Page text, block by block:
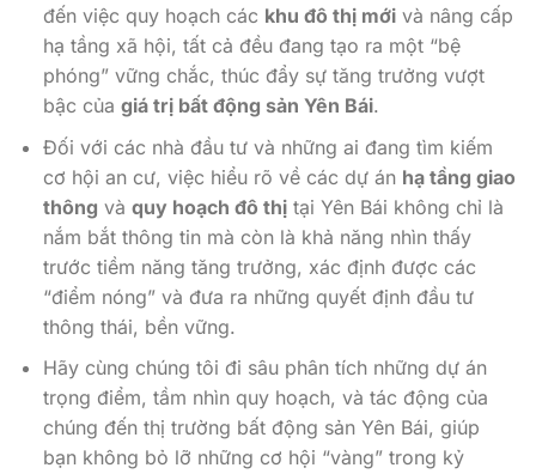
đến việc quy hoạch các khu đô thị mớivà nâng cấp
hạ tầng xã hội, tất cả đều đang tạo ra một “bệ
phóng” vững chắc, thúc đẩy sự tăng trưởng vượt
bậc của giá trị bất động sản Yên Bái.
Đối với các nhà đầu tư và những ai đang tìm kiếm
cơ hội an cư, việc hiểu rõ về các dự án hạ tầng giao
thông và quy hoạch đô thịtại Yên Bái không chỉ là
nắm bắt thông tin mà còn là khả năng nhìn thấy
trước tiềm năng tăng trưởng, xác định được các
“điểm nóng” và đưa ra những quyết định đầu tư
thông thái, bền vững.
Hãy cùng chúng tôi đi sâu phân tích những dự án
trọng điểm, tầm nhìn quy hoạch, và tác động của
chúng đến thị trường bất động sản Yên Bái, giúp
bạn không bỏ lỡ những cơ hội “vàng” trong kỷ